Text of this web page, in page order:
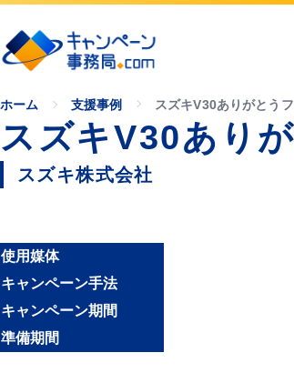
ホーム 支援事例 スズキV30ありがとう
スズキV30あり
スズキ株式会社
使用媒体
キャンペーン手法
キャンペーン期間
準備期間